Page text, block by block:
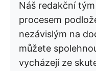
Náš redakční
procesem
nezávislým na
můžete
vycházejí ze